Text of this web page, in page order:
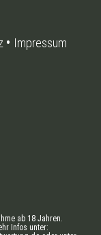
Impressum
ab 18 Jahren.
Infos unter: